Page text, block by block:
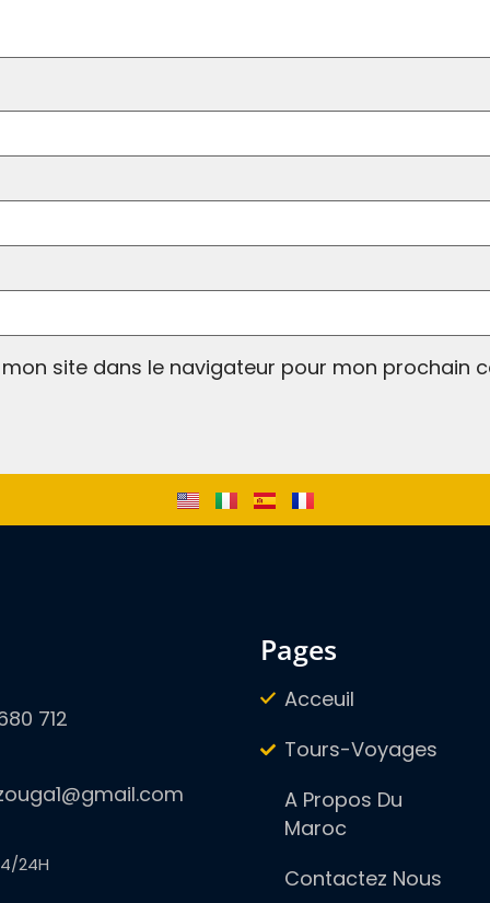
site dans le navigateur pour mon prochain
712
24H
pages
Acceuil
Tours-Voyages
A Propos Du
Maroc
Contactez Nous